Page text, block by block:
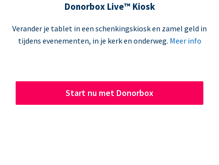
Donorbox Live™ Kiosk
Verander je tablet in een schenkingskiosk en zamel geld in
tijdens evenementen, in je kerk en onderweg. Meer info
Start nu met Donorbox